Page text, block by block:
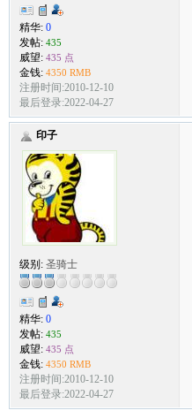
精华: 0
发帖: 435
威望: 435 点
金钱: 4350 RMB
注册时间:2010-12-10
最后登录:2022-04-27
印子
级别: 圣骑士
精华: 0
发帖: 435
威望: 435 点
金钱: 4350 RMB
注册时间:2010-12-10
最后登录:2022-04-27